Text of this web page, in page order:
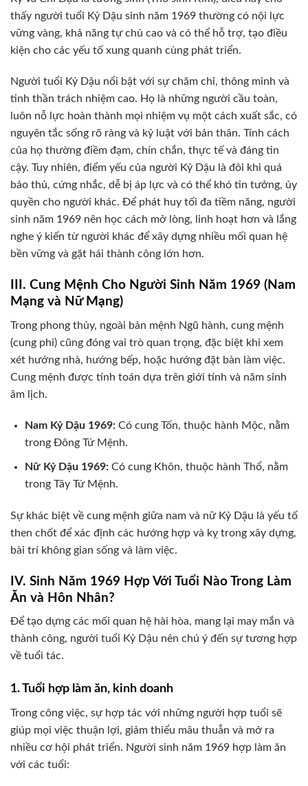
thấy người tuổi Kỷ Dậu sinh năm 1969 thường có nội lực
vững vàng, khả năng tự chủ cao và có thể hỗ trợ, tạo điều
kiện cho các yếu tố xung quanh cùng phát triển.
Người tuổi Kỷ Dậu nổi bật với sự chăm chỉ, thông minh và
tinh thần trách nhiệm cao. Họ là những người cầu toàn,
luôn nỗ lực hoàn thành mọi nhiệm vụ một cách xuất sắc, có
nguyên tắc sống rõ ràng và kỷ luật với bản thân. Tính cách
của họ thường điềm đạm, chín chắn, thực tế và đáng tin
cậy. Tuy nhiên, điểm yếu của người Kỷ Dậu là đôi khi quá
bảo thủ, cứng nhắc, dễ bị áp lực và có thể khó tin tưởng, ủy
quyền cho người khác. Để phát huy tối đa tiềm năng, người
sinh năm 1969 nên học cách mở lòng, linh hoạt hơn và lắng
nghe ý kiến từ người khác để xây dựng nhiều mối quan hệ
bền vững và gặt hái thành công lớn hơn.
III. Cung Mệnh Cho Người Sinh Năm 1969 (Nam
Mạng và Nữ Mạng)
Trong phong thủy, ngoài bản mệnh Ngũ hành, cung mệnh
(cung phi) cũng đóng vai trò quan trọng, đặc biệt khi xem
xét hướng nhà, hướng bếp, hoặc hướng đặt bàn làm việc.
Cung mệnh được tính toán dựa trên giới tính và năm sinh
âm lịch.
Nam Kỷ Dậu 1969:Có cung Tốn, thuộc hành Mộc, nằm
trong Đông Tứ Mệnh.
Nữ Kỷ Dậu 1969:Có cung Khôn, thuộc hành Thổ, nằm
trong Tây Tứ Mệnh.
Sự khác biệt về cung mệnh giữa nam và nữ Kỷ Dậu là yếu tố
then chốt để xác định các hướng hợp và kỵ trong xây dựng,
bài trí không gian sống và làm việc.
IV. Sinh Năm 1969 Hợp Với Tuổi Nào Trong Làm
Ăn và Hôn Nhân?
Để tạo dựng các mối quan hệ hài hòa, mang lại may mắn và
thành công, người tuổi Kỷ Dậu nên chú ý đến sự tương hợp
về tuổi tác.
1. Tuổi hợp làm ăn, kinh doanh
Trong công việc, sự hợp tác với những người hợp tuổi sẽ
giúp mọi việc thuận lợi, giảm thiểu mâu thuẫn và mở ra
nhiều cơ hội phát triển. Người sinh năm 1969 hợp làm ăn
với các tuổi: